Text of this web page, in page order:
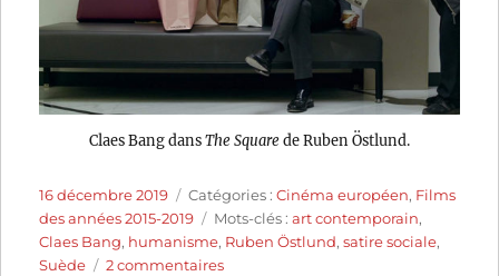
Claes Bang dansThe Squarede Ruben Östlund.
Publié
le
16 décembre 2019 Catégories
Catégories :Cinéma européen, Films
des années 2015-2019
Étiquettes
Mots-clés :art contemporain,
Claes Bang, humanisme, Ruben Östlund,satire sociale,
Suède
2 commentairessur